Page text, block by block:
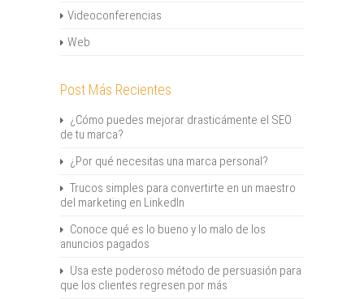
Videoconferencias
Web
Post Más Recientes
¿Cómo puedes mejorar drasticámente el SEO
de tu marca?
¿Por qué necesitas una marca personal?
Trucos simples para convertirte en un maestro
del marketing en LinkedIn
Conoce qué es lo bueno y lo malo de los
anuncios pagados
Usa este poderoso método de persuasión para
que los clientes regresen por más